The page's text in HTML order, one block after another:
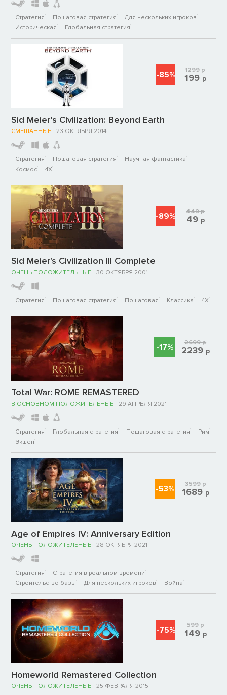
Стратегия Пошаговая стратегия
Для нескольких игроков
Историческая
Глобальная стратегия
Sid Meier’s Civilization: Beyond Earth
СМЕШАННЫЕ 23 ОКТЯБРЯ 2014
Стратегия Пошаговая стратегия
Научная фантастика
Космос
4X
-85% 1299р
199 р
Sid Meier's Civilization III Complete
ОЧЕНЬ ПОЛОЖИТЕЛЬНЫЕ 30 ОКТЯБРЯ 2001
Стратегия Пошаговая стратегия Пошаговая Классика 4X
-89% 449р
49 р
Total War: ROME REMASTERED
В ОСНОВНОМ ПОЛОЖИТЕЛЬНЫЕ 29 АПРЕЛЯ 2021
Стратегия Глобальная стратегия Пошаговая стратегия
Рим
Экшен
-17% 2699р
2239 р
Age of Empires IV: Anniversary Edition
ОЧЕНЬ ПОЛОЖИТЕЛЬНЫЕ 28 ОКТЯБРЯ 2021
Стратегия
Стратегия в реальном времени
Строительство базы
Для нескольких игроков Война
-53% 3599р
1689 р
Homeworld Remastered Collection
ОЧЕНЬ ПОЛОЖИТЕЛЬНЫЕ 25 ФЕВРАЛЯ 2015
-75% 599р
149 р